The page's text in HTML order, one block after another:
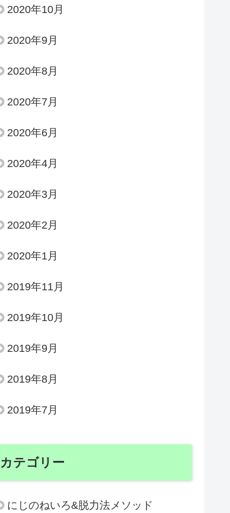
2020年10月
2020年9月
2020年8月
2020年7月
2020年6月
2020年4月
2020年3月
2020年2月
2020年1月
2019年11月
2019年10月
2019年9月
2019年8月
2019年7月
カテゴリー
にじのねいろ&脱力法メソッド